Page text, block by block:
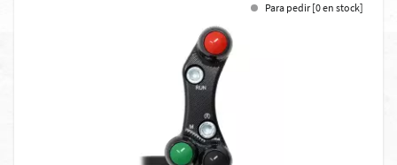
Para pedir [0 en stock]